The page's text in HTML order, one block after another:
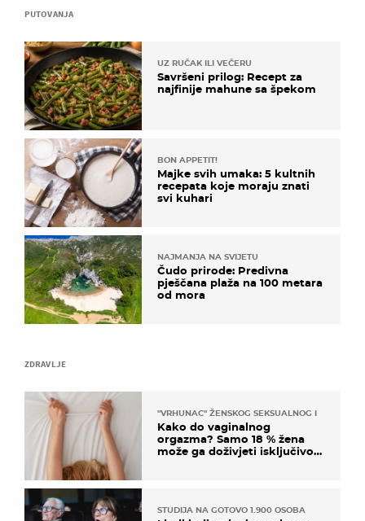
ZDRAVLJE
"VRHUNAC" ŽENSKOG SEKSUALNOG ISKUSTVA
Kako do vaginalnog
orgazma? Samo 18 % žena
može ga doživjeti isključivo
STUDIJA NA GOTOVO 1.900 OSOBA
PUTOVANJA
UZ RUČAK ILI VEČERU
Savršeni prilog: Recept za
najfinije mahune sa špekom
BON APPETIT!
Majke svih umaka: 5 kultnih
recepata koje moraju znati
svi kuhari
NAJMANJA NA SVIJETU
Čudo prirode: Predivna
pješčana plaža na 100 metara
od mora